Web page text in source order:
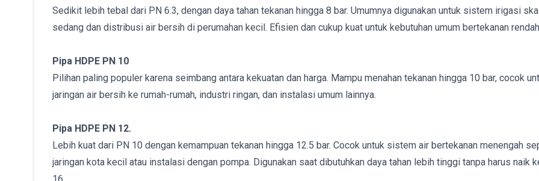
Sedikit lebih tebal dari PN 6.3, dengan daya tahan tekanan hingga 8 bar. Umumnya digunakan untuk sistem irigasi
sedang dan distribusi air bersih di perumahan kecil. Efisien dan cukup kuat untuk kebutuhan umum bertekanan
Pipa HDPE PN 10
Pilihan paling populer karena seimbang antara kekuatan dan harga. Mampu menahan tekanan hingga 10 bar, cocok
jaringan air bersih ke rumah-rumah, industri ringan, dan instalasi umum lainnya.
Pipa HDPE PN 12.
Lebih kuat dari PN 10 dengan kemampuan tekanan hingga 12.5 bar. Cocok untuk sistem air bertekanan menengah
jaringan kota kecil atau instalasi dengan pompa. Digunakan saat dibutuhkan daya tahan lebih tinggi tanpa harus naik